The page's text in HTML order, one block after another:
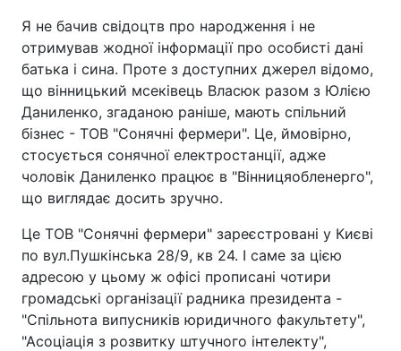
Я не бачив свідоцтв про народження і не
отримував жодної інформації про особисті дані
батька і сина. Проте з доступних джерел відомо,
що вінницький мсеківець Власюк разом з Юлією
Даниленко, згаданою раніше, мають спільний
бізнес - ТОВ "Сонячні фермери". Це, ймовірно,
стосується сонячної електростанції, адже
чоловік Даниленко працює в "Вінницяобленерго",
що виглядає досить зручно.
Це ТОВ "Сонячні фермери" зареєстровані у Києві
по вул.Пушкінська 28/9, кв 24. І саме за цією
адресою у цьому ж офісі прописані чотири
громадські організації радника президента -
"Спільнота випусників юридичного факультету",
"Асоціація з розвитку штучного інтелекту",